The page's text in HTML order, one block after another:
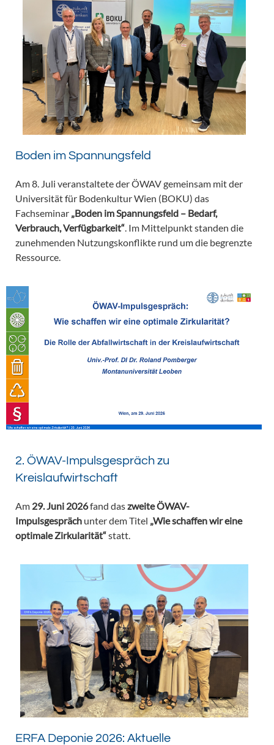
Boden im Spannungsfeld
Am 8. Juli veranstaltete der ÖWAV gemeinsam mit der
Universität für Bodenkultur Wien (BOKU) das
Fachseminar „Boden im Spannungsfeld – Bedarf,
Verbrauch, Verfügbarkeit“ . Im Mittelpunkt standen die
zunehmenden Nutzungskonflikte rund um die begrenzte
Ressource.
2. ÖWAV-Impulsgespräch zu
Kreislaufwirtschaft
Am 29. Juni 2026fand daszweite ÖWAV-
Impulsgespräch unter dem Titel „Wie schaffen wir eine
optimale Zirkularität“statt.
ERFA Deponie 2026: Aktuelle